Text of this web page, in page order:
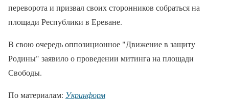
переворота и призвал своих сторонников собраться на
площади Республики в Ереване.
В свою очередь оппозиционное "Движение в защиту
Родины" заявило о проведении митинга на площади
Свободы.
По материалам: Укринформ